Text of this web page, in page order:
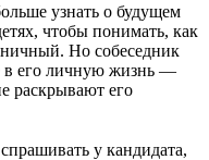
узнать о будущем
чтобы понимать, как
Но собеседник
в его личную жизнь —
раскрывают его
у кандидата,